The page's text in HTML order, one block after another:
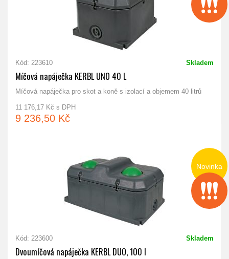
Kód: 223610 Skladem
Míčová napáječka KERBL UNO 40 L
Míčová napáječka pro skot a koně s izolací a objemem 40 litrů
11 176,17 Kč s DPH
9 236,50 Kč
Kód: 223600 Skladem
Dvoumíčová napáječka KERBL DUO, 100 l
Novinka